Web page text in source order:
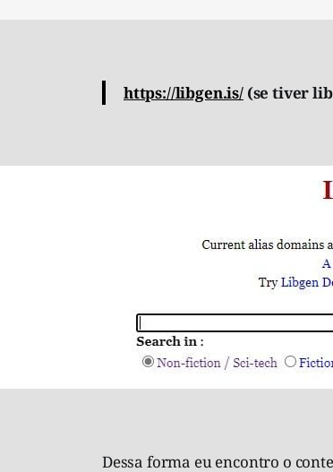
https://libgen.is/(se tiver
Dessa forma eu encontro o